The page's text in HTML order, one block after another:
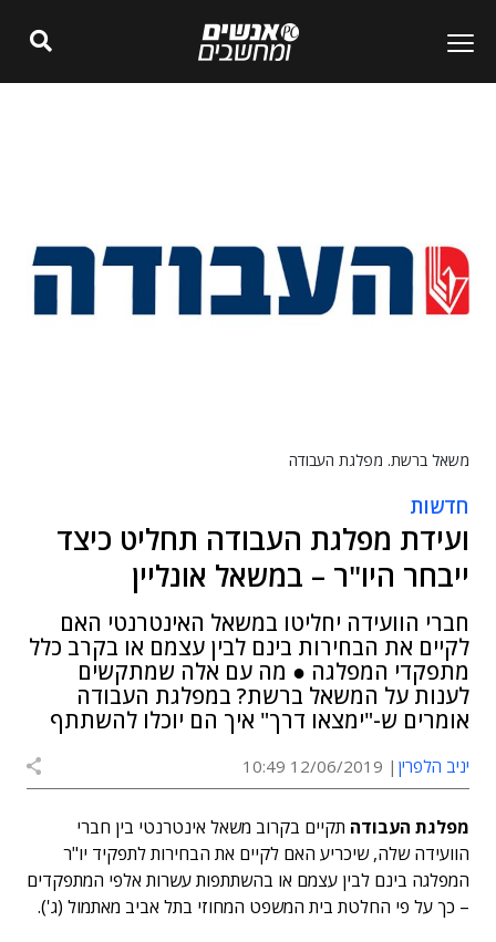
משאל ברשת. מפלגת העבודה
חדשות
ועידת מפלגת העבודה תחליט כיצד
ייבחר היו"ר – במשאל אונליין
חברי הוועידה יחליטו במשאל האינטרנטי האם
לקיים את הבחירות בינם לבין עצמם או בקרב כלל
מתפקדי המפלגה ● מה עם אלה שמתקשים
לענות על המשאל ברשת? במפלגת העבודה
אומרים ש-"ימצאו דרך" איך הם יוכלו להשתתף
יניב הלפרין 12/06/2019 10:49
מפלגת העבודה תקיים בקרוב משאל אינטרנטי בין חברי
הוועידה שלה, שיכריע האם לקיים את הבחירות לתפקיד יו"ר
המפלגה בינם לבין עצמם או בהשתתפות עשרות אלפי המתפקדים
– כך על פי החלטת בית המשפט המחוזי בתל אביב מאתמול (ג').